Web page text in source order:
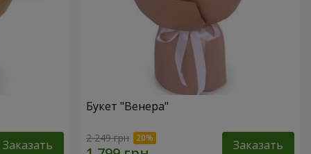
Заказать
Букет "Венера"
2 249 грн Заказать